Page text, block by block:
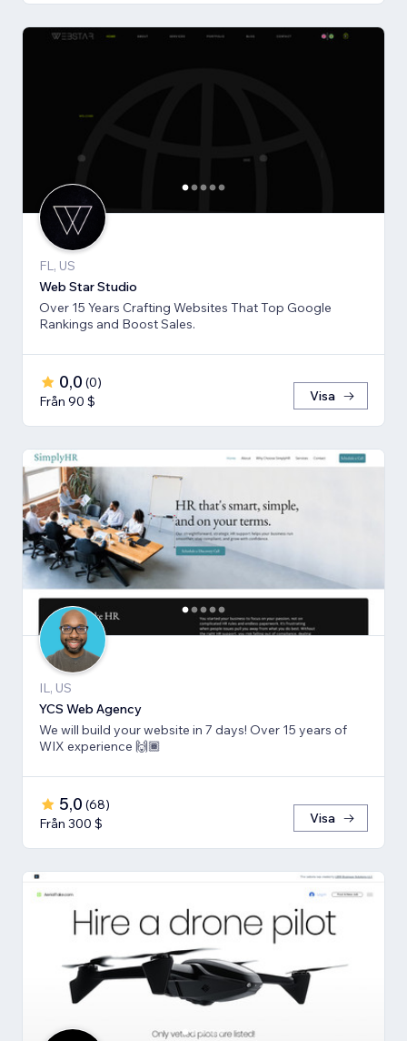
FL, US
Web Star Studio
Over 15 Years Crafting Websites That Top Google
Rankings and Boost Sales.
0,0 (0)
Från 90 $
Visa
IL, US
YCS Web Agency
We will build your website in 7 days! Over 15 years of
WIX experience 🙌🏾
5,0 (68)
Från 300 $
Visa